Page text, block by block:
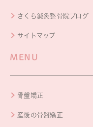
さくら鍼灸整骨院ブログ
サイトマップ
MENU
骨盤矯正
産後の骨盤矯正